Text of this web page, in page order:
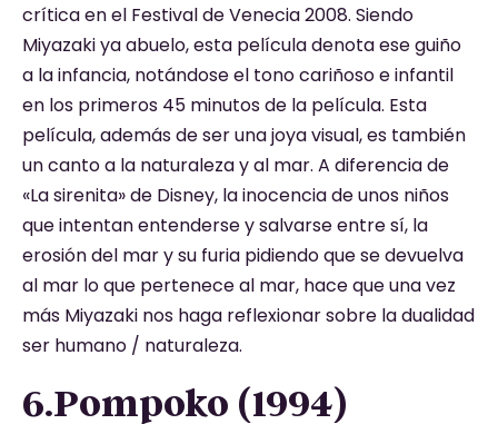
crítica en el Festival de Venecia 2008. Siendo
Miyazaki ya abuelo, esta película denota ese guiño
a la infancia, notándose el tono cariñoso e infantil
en los primeros 45 minutos de la película. Esta
película, además de ser una joya visual, es también
un canto a la naturaleza y al mar. A diferencia de
«La sirenita» de Disney, la inocencia de unos niños
que intentan entenderse y salvarse entre sí, la
erosión del mar y su furia pidiendo que se devuelva
al mar lo que pertenece al mar, hace que una vez
más Miyazaki nos haga reflexionar sobre la dualidad
ser humano / naturaleza.
6.Pompoko (1994)